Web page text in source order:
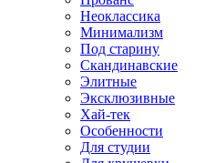
Неоклассика
Минимализм
Под старину
Скандинавские
Элитные
Эксклюзивные
Хай-тек
Особенности
Для студии